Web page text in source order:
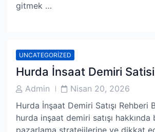
gitmek …
UNCATEGORIZED
Hurda İnsaat Demiri
PostAdmin
PostNisan 20, 2026
Hurda İnşaat Demiri Satışı Rehberi
hurda inşaat demiri satışı hakkında
pazarlama stratejilerine ve dikkat